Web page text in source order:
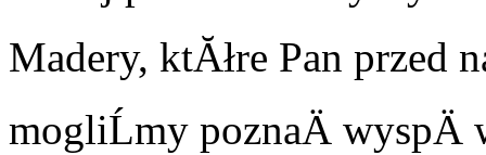
Madery, ktĂłre Pan przed
mogliĹmy poznaÄ